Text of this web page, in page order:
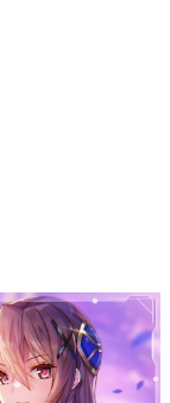
魅力を画面や操作の
派で骨太な評論連載